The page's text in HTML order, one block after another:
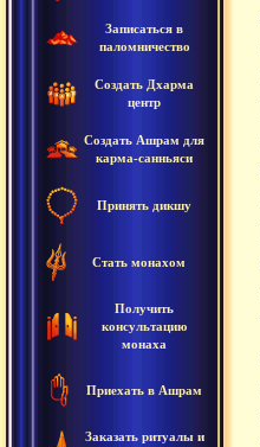
Записаться в
паломничество
Создать Дхарма
центр
Создать Ашрам для
карма-санньяси
Принять дикшу
Стать монахом
Получить
консультацию
монаха
Приехать в Ашрам
Заказать ритуалы и